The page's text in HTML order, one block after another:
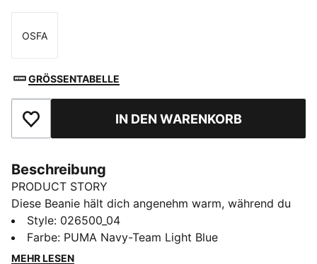
Größe
OSFA
GRÖSSENTABELLE
Zu Favoriten hinzufügenIN DEN WARENKORB
Beschreibung
PRODUCT STORY
Diese Beanie hält dich angenehm warm, während du
deine Teamzugehörigkeit zeigst. Sie ist stylish,
bequem und trägt stolz die Farben deines Vereins.
Egal, ob du die Mannschaft von der Tribüne aus
Style: 026500_04
Farbe: PUMA Navy-Team Light Blue
MEHR LESEN